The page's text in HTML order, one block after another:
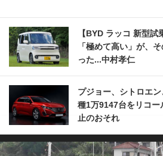
【BYD ラッコ 新型
「極めて高い」が、
った...中村孝仁
プジョー、シトロエ
種1万9147台をリコ
止のおそれ